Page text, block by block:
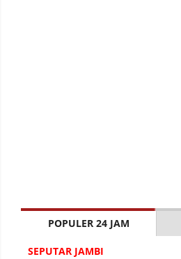
POPULER 24 JAM
SEPUTAR JAMBI